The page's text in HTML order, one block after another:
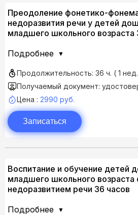
Преодоление фонетико-
недоразвития речи у детей
младшего школьного возраста
Подробнее
Продолжительность: 36 ч. ( 1
Получаемый документ:
Цена : 2990 руб.
Записаться
Воспитание и обучение детей
младшего школьного
недоразвитием речи 36 часов
Подробнее